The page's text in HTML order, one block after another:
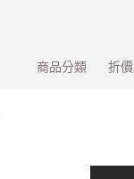
商品分類 折